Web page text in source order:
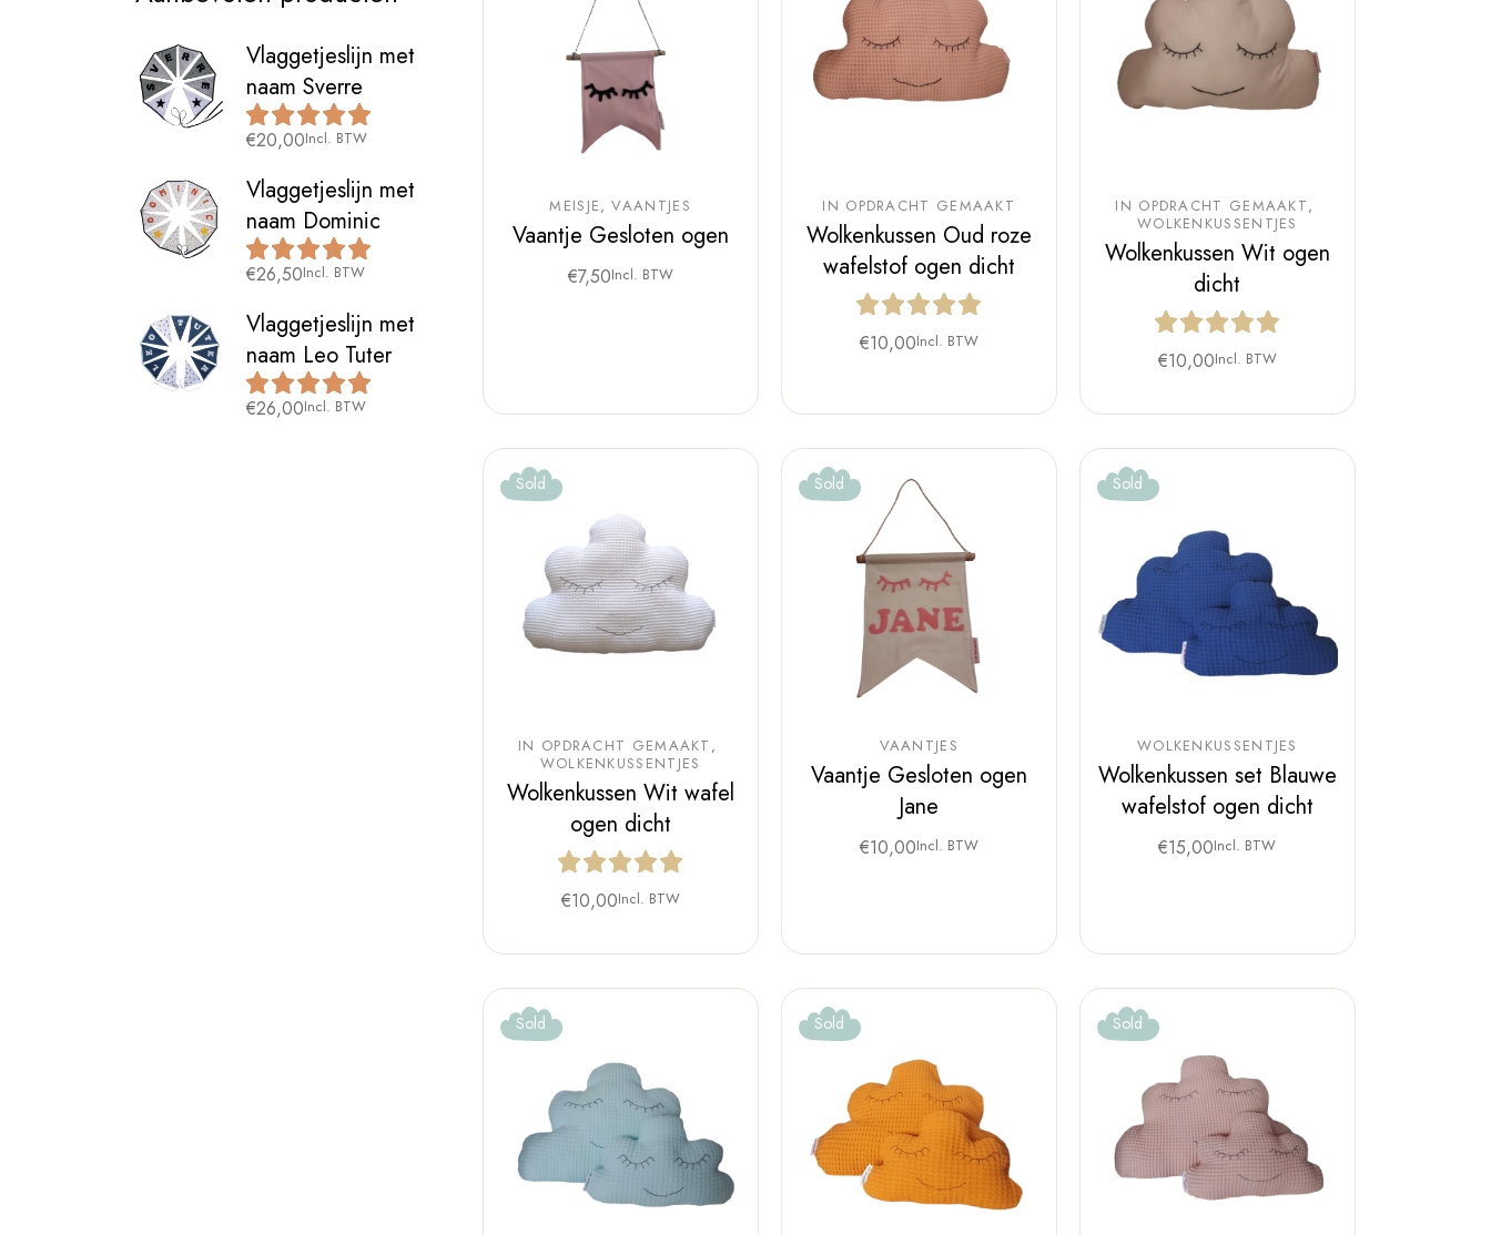
MEISJE VAANTJES
Vaantje Gesloten ogen
€7,50Incl. BTW
IN OPDRACHT GEMAAKT
Wolkenkussen Oud roze
wafelstof ogen dicht
€10,00Incl. BTW
IN OPDRACHT GEMAAKT
WOLKENKUSSENTJES
Wolkenkussen Wit ogen
dicht
€10,00Incl. BTW
Sold
IN OPDRACHT GEMAAKT
WOLKENKUSSENTJES
Wolkenkussen Wit wafel
ogen dicht
€10,00Incl. BTW
Sold
VAANTJES
Vaantje Gesloten ogen
Jane
€10,00Incl. BTW
Sold
WOLKENKUSSENTJES
Wolkenkussen set Blauwe
wafelstof ogen dicht
€15,00Incl. BTW
Sold Sold Sold
Vlaggetjeslijn met
naam Sverre
€20,00Incl. BTW
Vlaggetjeslijn met
naam Dominic
€26,50Incl. BTW
Vlaggetjeslijn met
naam Leo Tuter
€26,00Incl. BTW